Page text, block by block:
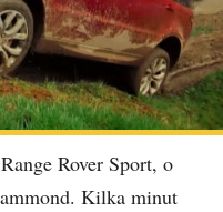
Rover Sport, o
Kilka minut